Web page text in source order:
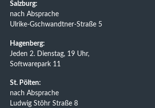
Salzburg:
nach Absprache
Ulrike-Gschwandtner-Straße 5
Hagenberg:
Jeden 2. Dienstag, 19 Uhr,
Softwarepark 11
St. Pölten:
nach Absprache
Ludwig Stöhr Straße 8